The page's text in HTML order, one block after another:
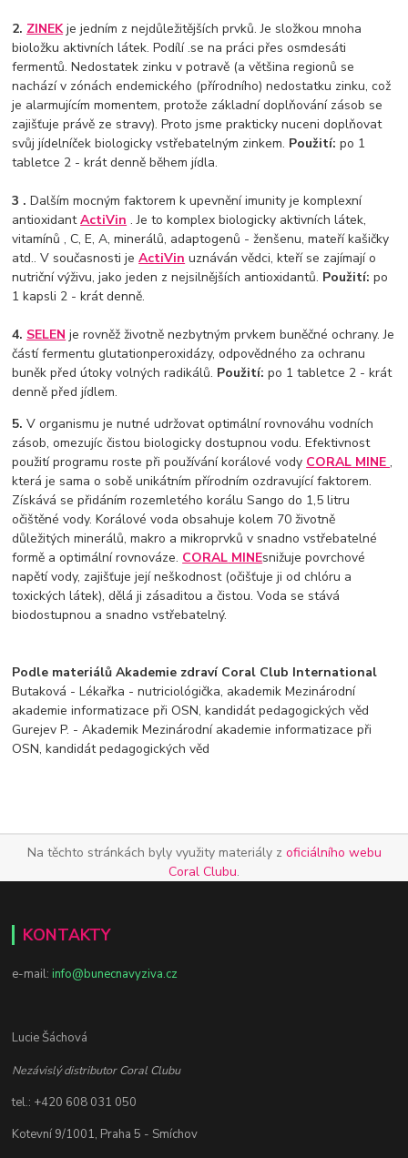
2. ZINEKje jedním z nejdůležitějších prvků. Je složkou mnoha
bioložku aktivních látek. Podílí .se na práci přes osmdesáti
fermentů. Nedostatek zinku v potravě (a většina regionů se
nachází v zónách endemického (přírodního) nedostatku zinku, což
je alarmujícím momentem, protože základní doplňování zásob se
zajišťuje právě ze stravy). Proto jsme prakticky nuceni doplňovat
svůj jídelníček biologicky vstřebatelným zinkem. Použití:po 1
tabletce 2 - krát denně během jídla.
3 . Dalším mocným faktorem k upevnění imunity je komplexní
antioxidantActiVin . Je to komplex biologicky aktivních látek,
vitamínů , C, E, A, minerálů, adaptogenů - ženšenu, mateří kašičky
atd.. V současnosti jeActiVin uznáván vědci, kteří se zajímají o
nutriční výživu, jako jeden z nejsilnějších antioxidantů. Použití: po
1 kapsli 2 - krát denně.
4. SELEN je rovněž životně nezbytným prvkem buněčné ochrany. Je
částí fermentu glutationperoxidázy, odpovědného za ochranu
buněk před útoky volných radikálů. Použití: po 1 tabletce 2 - krát
denně před jídlem.
5.V organismu je nutné udržovat optimální rovnováhu vodních
zásob, omezujíc čistou biologicky dostupnou vodu. Efektivnost
použití programu roste při používání korálové vody CORAL MINE,
která je sama o sobě unikátním přírodním ozdravující faktorem.
Získává se přidáním rozemletého korálu Sango do 1,5 litru
očištěné vody. Korálové voda obsahuje kolem 70 životně
důležitých minerálů, makro a mikroprvků v snadno vstřebatelné
formě a optimální rovnováze. CORAL MINEsnižuje povrchové
napětí vody, zajišťuje její neškodnost (očišťuje ji od chlóru a
toxických látek), dělá ji zásaditou a čistou. Voda se stává
biodostupnou a snadno vstřebatelný.
Podle materiálů Akademie zdraví Coral Club International
Butaková - Lékařka - nutriciológička, akademik Mezinárodní
akademie informatizace při OSN, kandidát pedagogických věd
Gurejev P. - Akademik Mezinárodní akademie informatizace při
OSN, kandidát pedagogických věd
Na těchto stránkách byly využity materiály z oficiálního webu
Coral Clubu.
KONTAKTY
e-mail:info@bunecnavyziva.cz
Lucie Šáchová
Nezávislý distributor Coral Clubu
tel.: +420 608 031 050
Kotevní 9/1001, Praha 5 - Smíchov